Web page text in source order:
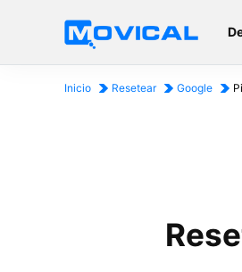
Inicio Resetear Google